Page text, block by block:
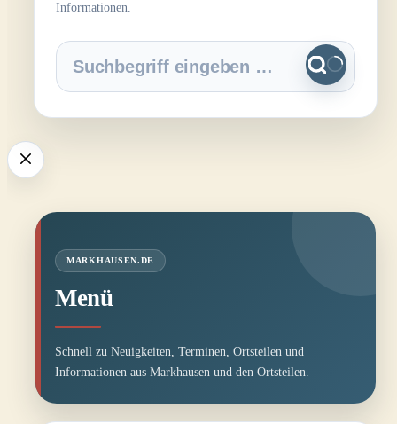
Informationen.
Ergebnisse
MARKHAUSEN.DE
Menü
Schnell zu Neuigkeiten, Terminen, Ortsteilen und
Informationen aus Markhausen und den Ortsteilen.